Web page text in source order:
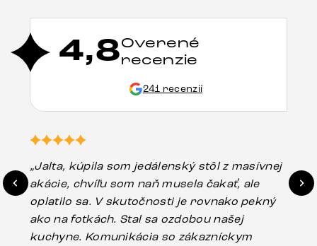
4,8Overené
recenzie
241 recenzií
„Jalta, kúpila som jedálenský stôl z masívnej
akácie, chvíľu som naň musela čakať, ale
oplatilo sa. V skutočnosti je rovnako pekný
ako na fotkách. Stal sa ozdobou našej
kuchyne. Komunikácia so zákazníckym